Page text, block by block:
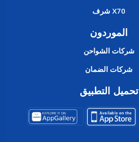
X70 شرف
الموردون
شركات الشواحن
شركات الضمان
تحميل التطبيق